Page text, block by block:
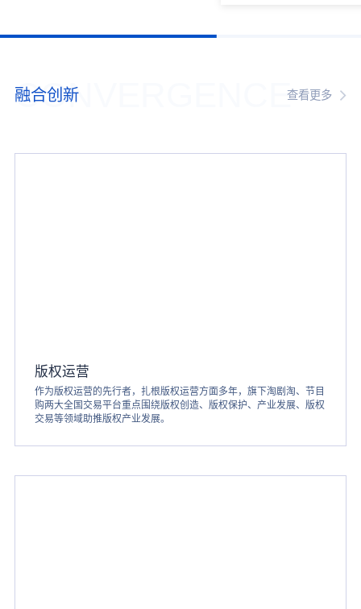
CONVERGENCE
融合创新 查看更多
版权运营
作为版权运营的先行者，扎根版权运营方面多年，旗下淘剧淘、节目
购两大全国交易平台重点围绕版权创造、版权保护、产业发展、版权
交易等领域助推版权产业发展。